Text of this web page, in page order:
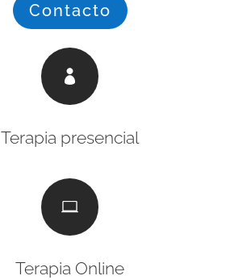
Contacto

Terapia presencial

Terapia Online